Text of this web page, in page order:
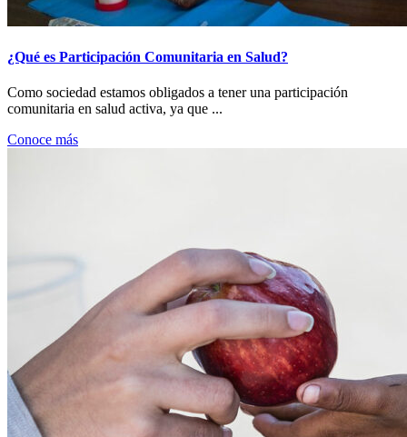
¿Qué es Participación Comunitaria en Salud?
Como sociedad estamos obligados a tener una participación
comunitaria en salud activa, ya que ...
Conoce más